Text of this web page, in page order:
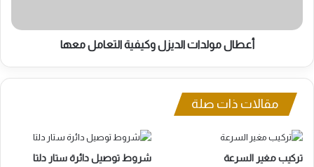
أعطال مولدات الديزل وكيفية التعامل معها
مقالات ذات صلة
شروط توصيل دائرة ستار دلتا تركيب مغير السرعة